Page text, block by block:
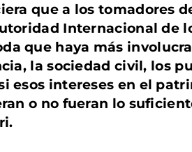
que a los tomadores
Internacional de
que haya más
la sociedad civil, los
esos intereses en el
o no fueran lo